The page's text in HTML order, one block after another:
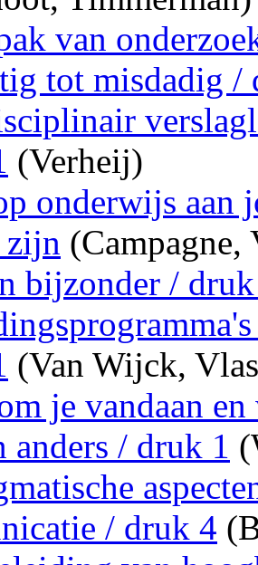
van
tot misdadig /
(Verheij)
onderwijs aan
zijn (Campagne,
bijzonder /
(Van Wijck,
je vandaan
anders / druk 1
/ druk 4